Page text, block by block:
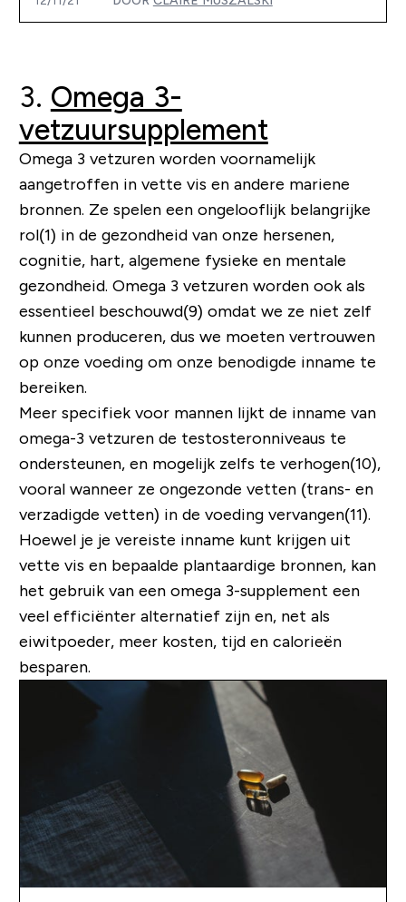
3. Omega 3-
vetzuursupplement
Omega 3 vetzuren worden voornamelijk
aangetroffen in vette vis en andere mariene
bronnen. Ze spelen een ongelooflijk belangrijke
rol(1) in de gezondheid van onze hersenen,
cognitie, hart, algemene fysieke en mentale
gezondheid. Omega 3 vetzuren worden ook als
essentieel beschouwd(9) omdat we ze niet zelf
kunnen produceren, dus we moeten vertrouwen
op onze voeding om onze benodigde inname te
bereiken.
Meer specifiek voor mannen lijkt de inname van
omega-3 vetzuren de testosteronniveaus te
ondersteunen, en mogelijk zelfs te verhogen(10),
vooral wanneer ze ongezonde vetten (trans- en
verzadigde vetten) in de voeding vervangen(11).
Hoewel je je vereiste inname kunt krijgen uit
vette vis en bepaalde plantaardige bronnen, kan
het gebruik van een omega 3-supplement een
veel efficiënter alternatief zijn en, net als
eiwitpoeder, meer kosten, tijd en calorieën
besparen.